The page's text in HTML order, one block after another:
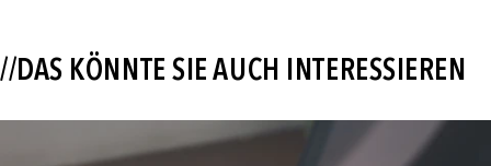
//DAS KÖNNTE SIE AUCH INTERESSIEREN